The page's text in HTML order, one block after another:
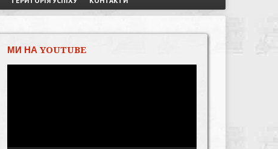
МИ НА YOUTUBE